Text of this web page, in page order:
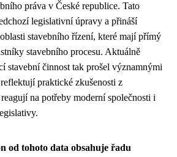
práva v České republice. Tato
legislativní úpravy a přináší
stavebního řízení, které mají přímý
stavebního procesu. Aktuálně
stavební činnost tak prošel významnými
praktické zkušenosti z
na potřeby moderní společnosti i
od tohoto data obsahuje řadu